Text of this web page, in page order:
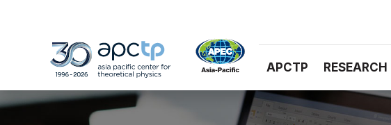
APCTP RESEARCH